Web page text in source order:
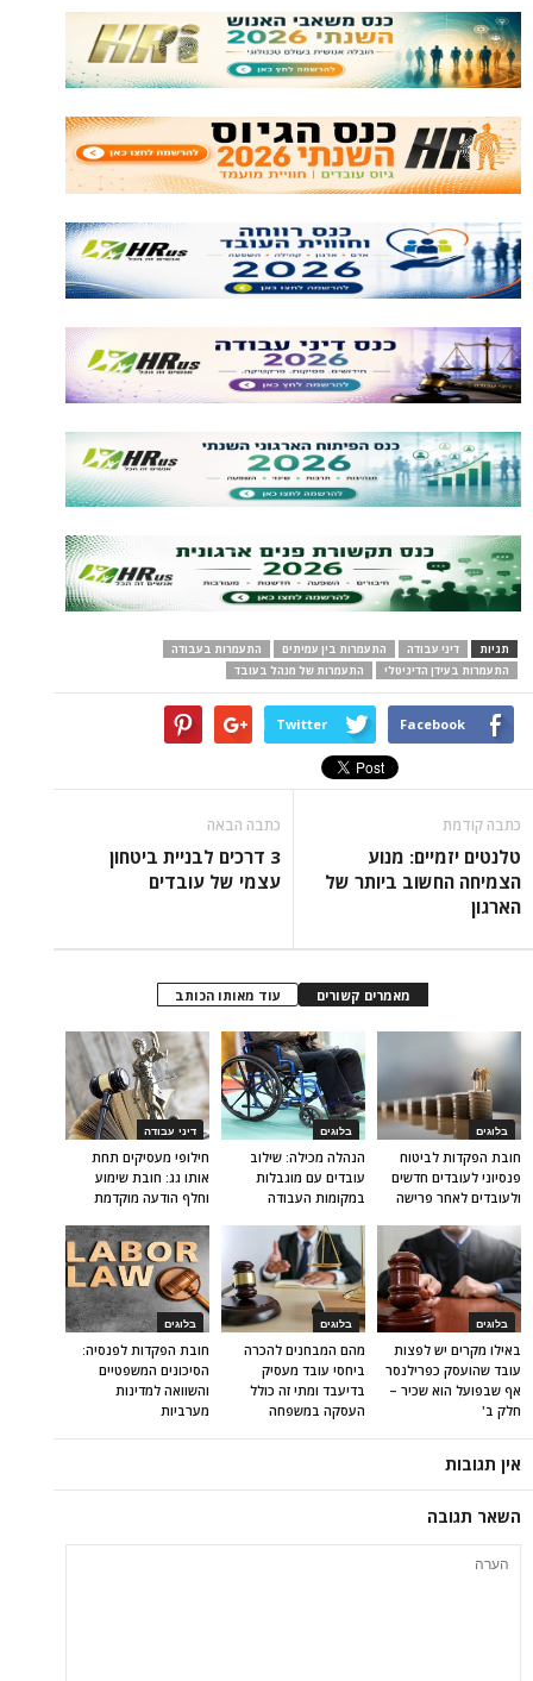
תגיות דיני עבודה התעמרות בין עמיתים
התעמרות בעבודה
התעמרות בעידן הדיגיטלי
התעמרות של מנהל בעובד
Facebook
Twitter
כתבה קודמת
טלנטים יזמיים: מנוע
הצמיחה החשוב ביותר של
הארגון
כתבה הבאה
3 דרכים לבניית ביטחון
עצמי של עובדים
מאמרים קשורים עוד מאותו הכותב
דיני עבודה
חילופי מעסיקים תחת
אותו גג: חובת שימוע
וחלף הודעה מוקדמת
בלוגים
הנהלה מכילה: שילוב
עובדים עם מוגבלות
במקומות העבודה
בלוגים
חובת הפקדות לביטוח
פנסיוני לעובדים חדשים
ולעובדים לאחר פרישה
בלוגים
חובת הפקדות לפנסיה:
הסיכונים המשפטיים
והשוואה למדינות
מערביות
בלוגים
מהם המבחנים להכרה
ביחסי עובד מעסיק
בדיעבד ומתי זה כולל
העסקה במשפחה
בלוגים
באילו מקרים יש לפצות
עובד שהועסק כפרילנסר
אף שבפועל הוא שכיר –
חלק ב'
אין תגובות
השאר תגובה